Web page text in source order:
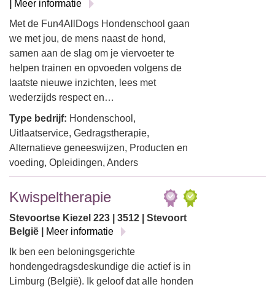
Meer informatie
Met de Fun4AllDogs Hondenschool gaan
we met jou, de mens naast de hond,
samen aan de slag om je viervoeter te
helpen trainen en opvoeden volgens de
laatste nieuwe inzichten, lees met
wederzijds respect en…
Type bedrijf: Hondenschool,
Uitlaatservice, Gedragstherapie,
Alternatieve geneeswijzen, Producten en
voeding, Opleidingen, Anders
Kwispeltherapie
Stevoortse Kiezel 223 | 3512 | Stevoort
België |
Meer informatie
Ik ben een beloningsgerichte
hondengedragsdeskundige die actief is in
Limburg (België). Ik geloof dat alle honden